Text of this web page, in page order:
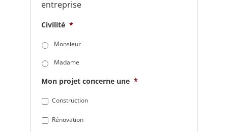
entreprise
Civilité *
Monsieur
Madame
Mon projet concerne une *
Construction
Rénovation